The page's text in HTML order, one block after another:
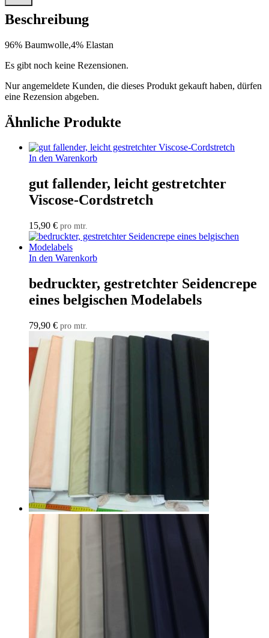
Beschreibung
96% Baumwolle,4% Elastan
Es gibt noch keine Rezensionen.
Nur angemeldete Kunden, die dieses Produkt gekauft haben, dürfen
eine Rezension abgeben.
Ähnliche Produkte
In den Warenkorb
gut fallender, leicht gestretchter
Viscose-Cordstretch
15,90 € pro mtr.
In den Warenkorb
bedruckter, gestretchter Seidencrepe
eines belgischen Modelabels
79,90 € pro mtr.